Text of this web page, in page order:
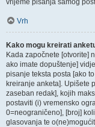
vrijeme pisanja samog
Vrh
Kako mogu kreirati
Kada započnete [otvorite]
ako imate dopuštenje]
pisanje teksta posta [ako
kreiranje anketa]. Upišete
zaseban redak], kojih
postaviti (i) vremensko
0=neograničeno], [broj]
glasovanja te